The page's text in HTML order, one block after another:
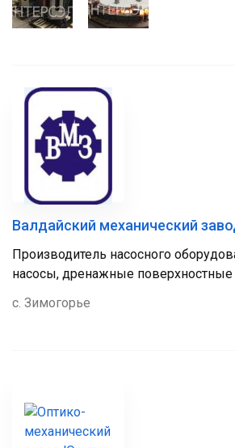
Валдайский механический
Производитель насосного
насосы, дренажные поверхностные
с. Зимогорье